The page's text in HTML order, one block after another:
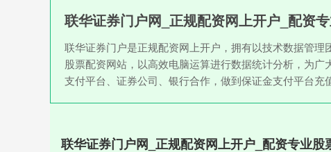
联华证券门户网_正规配资网上开户_配资
联华证券门户是正规配资网上开户，拥有以技术数据管
股票配资网站，以高效电脑运算进行数据统计分析，为
支付平台、证券公司、银行合作，做到保证金支付平台充
联华证券门户网_正规配资网上开户_配资专业股